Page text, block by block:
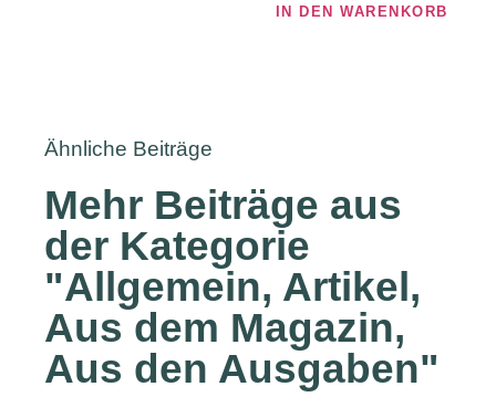
IN DEN WARENKORB
Ähnliche Beiträge
Mehr Beiträge aus
der Kategorie
"Allgemein, Artikel,
Aus dem Magazin,
Aus den Ausgaben"